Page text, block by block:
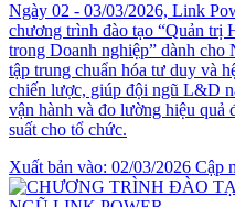
Ngày 02 - 03/03/2026, Link
chương trình đào tạo “Quản trị
trong Doanh nghiệp” dành
tập trung chuẩn hóa tư duy và
chiến lược, giúp đội ngũ L&D
vận hành và đo lường hiệu quả
suất cho tổ chức.
Xuất bản vào: 02/03/2026 Cập